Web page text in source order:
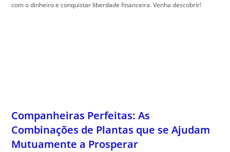
com o dinheiro e conquistar liberdade financeira. Venha descobrir!
Companheiras Perfeitas: As
Combinações de Plantas que se Ajudam
Mutuamente a Prosperar